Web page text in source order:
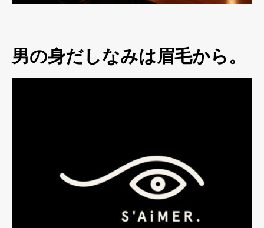
男の身だしなみは眉毛から。